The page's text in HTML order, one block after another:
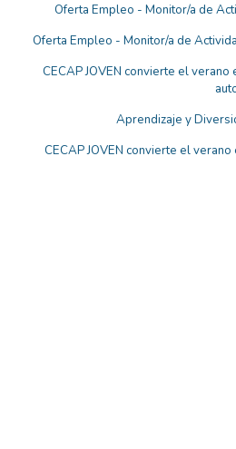
Oferta Empleo - Monitor/a de
Oferta Empleo - Monitor/a de
CECAP JOVEN convierte el
Aprendizaje y
CECAP JOVEN convierte el